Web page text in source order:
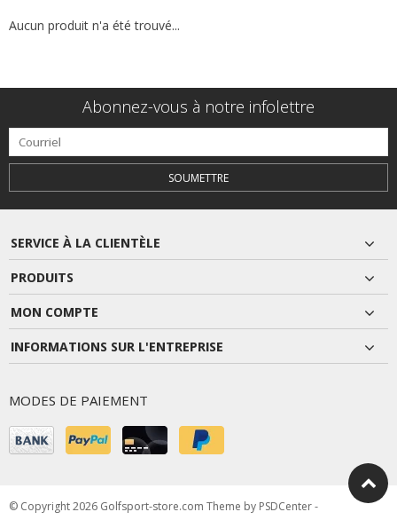
Aucun produit n'a été trouvé...
Abonnez-vous à notre infolettre
SOUMETTRE
SERVICE À LA CLIENTÈLE
PRODUITS
MON COMPTE
INFORMATIONS SUR L'ENTREPRISE
MODES DE PAIEMENT
© Copyright 2026 Golfsport-store.com Theme by PSDCenter-